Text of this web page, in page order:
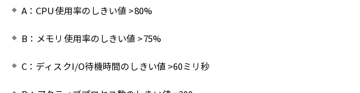
A：CPU使用率のしきい値 >80%
B：メモリ使用率のしきい値 >75%
C：ディスクI/O待機時間のしきい値 >60ミリ秒